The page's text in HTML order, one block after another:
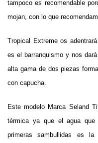
tampoco es recomendable
mojan, con lo que
Tropical Extreme os
es el barranquismo y nos
alta gama de dos piezas
con capucha.
Este modelo Marca Seland
térmica ya que el agua que
primeras sambullidas es